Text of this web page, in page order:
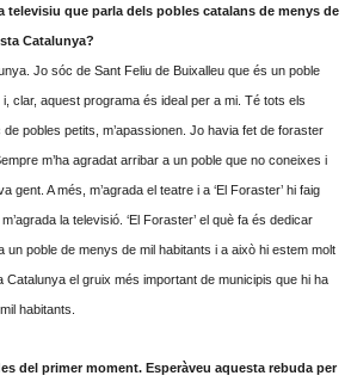
televisiu que parla dels pobles catalans de menys de
Catalunya?
Jo sóc de Sant Feliu de Buixalleu que és un poble
clar, aquest programa és ideal per a mi. Té tots els
pobles petits, m’apassionen. Jo havia fet de foraster
m’ha agradat arribar a un poble que no coneixes i
gent. A més, m’agrada el teatre i a ‘El Foraster’ hi faig
la televisió. ‘El Foraster’ el què fa és dedicar
un poble de menys de mil habitants i a això hi estem molt
el gruix més important de municipis que hi ha
habitants.
del primer moment. Esperàveu aquesta rebuda per